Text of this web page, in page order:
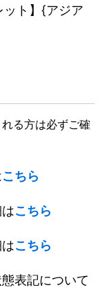
ト】{アジア
る方は必ずご確
こちら
こちら
こちら
表記について